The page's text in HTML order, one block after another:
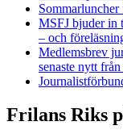
MSFJ bjuder in
– och
Medlemsbrev
senaste nytt
Frilans Riks